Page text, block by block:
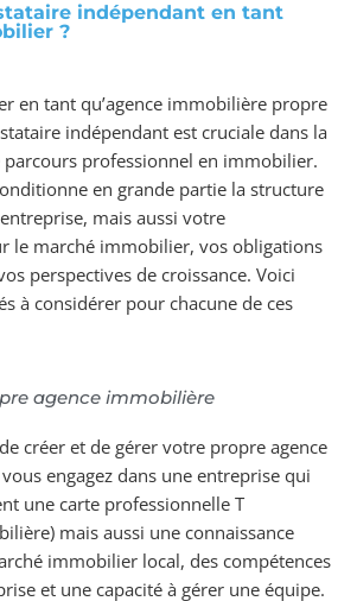
indépendant en tant
?
en tant qu’agence immobilière propre
indépendant est cruciale dans la
professionnel en immobilier.
en grande partie la structure
mais aussi votre
le marché immobilier, vos obligations
perspectives de croissance. Voici
à considérer pour chacune de ces
agence immobilière
créer et de gérer votre propre agence
engagez dans une entreprise qui
une carte professionnelle T
mais aussi une connaissance
immobilier local, des compétences
et une capacité à gérer une équipe.